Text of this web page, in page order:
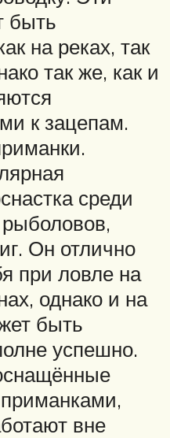
быть
на реках, так
так же, как и
к зацепам.
среди
Он отлично
при ловле на
однако и на
быть
успешно.
вне